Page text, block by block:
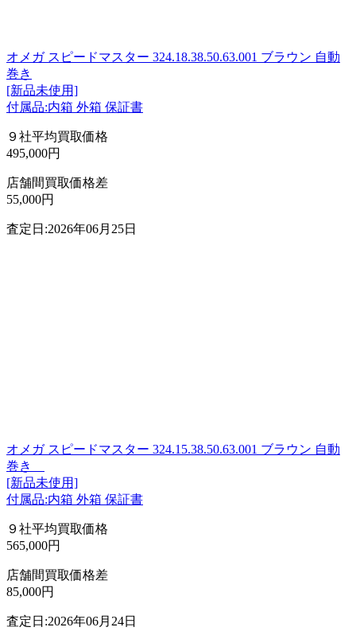
オメガ スピードマスター 324.18.38.50.63.001 ブラウン 自動
巻き
[新品未使用]
付属品:内箱 外箱 保証書
９社平均買取価格
495,000円
店舗間買取価格差
55,000円
査定日:2026年06月25日
オメガ スピードマスター 324.15.38.50.63.001 ブラウン 自動
巻き
[新品未使用]
付属品:内箱 外箱 保証書
９社平均買取価格
565,000円
店舗間買取価格差
85,000円
査定日:2026年06月24日